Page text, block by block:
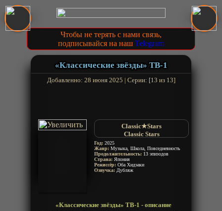
Чтобы не терять с нами связь,
подписывайся на наш Telegram
«Классические звёзды» ТВ-1
Добавленно: 28 июня 2025 | Серии: [13 из 13]
Classic★Stars
Classic Stars
Год: 2025
Жанр: Музыка, Школа, Повседневность
Продолжительность: 13 эпизодов
Страна: Япония
Режиссёр: Оба Хидэаки
Озвучка: Дубляж
«Классические звёзды» ТВ-1 - описание